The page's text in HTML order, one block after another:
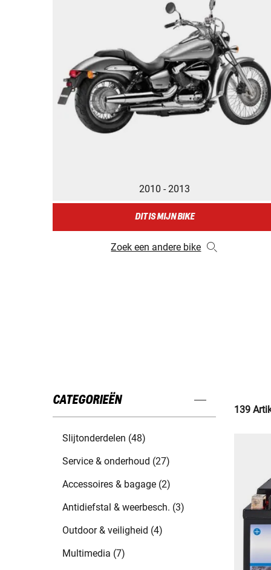
2010 - 2013
DIT IS MIJN BIKE
Zoek een andere bike
CATEGORIEËN
Slijtonderdelen (48)
Service & onderhoud (27)
Accessoires & bagage (2)
Antidiefstal & weerbesch. (3)
Outdoor & veiligheid (4)
Multimedia (7)
139